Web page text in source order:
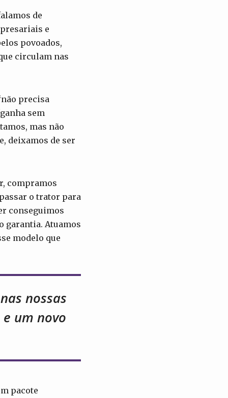
de
e
povoados,
circulam nas
precisa
sem
mas não
deixamos de ser
compramos
o trator para
conseguimos
garantia. Atuamos
modelo que
nossas
um novo
pacote